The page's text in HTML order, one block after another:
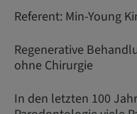
Referent: Min-Young
Regenerative
ohne Chirurgie
In den letzten 100